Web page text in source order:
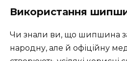
Використання
Чи знали ви, що шипшина
народну, але й офіційну